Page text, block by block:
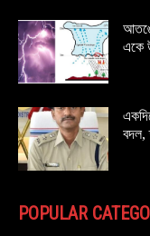
একে
বদল,
POPULAR